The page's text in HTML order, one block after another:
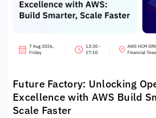
Future Factory: Unlocking
Excellence with AWS Build
Scale Faster